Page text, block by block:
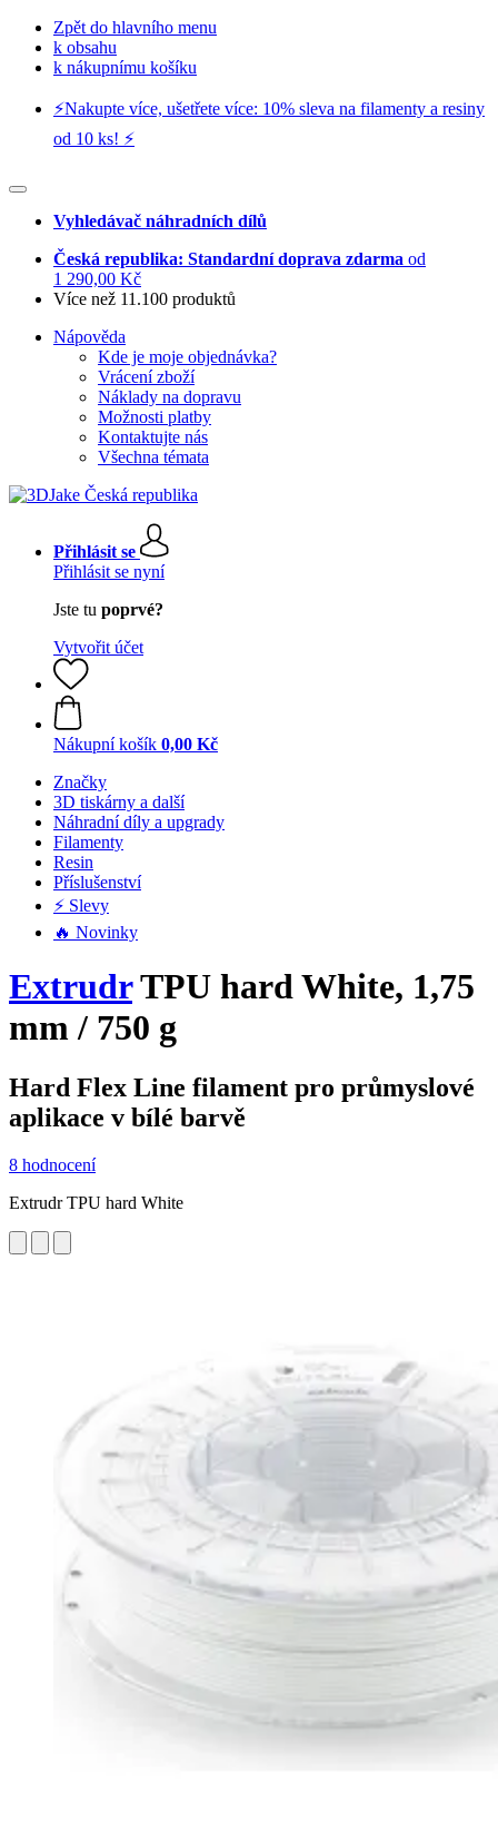
Zpět do hlavního menu
k obsahu
k nákupnímu košíku
⚡️Nakupte více, ušetřete více: 10% sleva na filamenty a resiny
od 10 ks! ⚡️
Vyhledávač náhradních dílů
Česká republika: Standardní doprava zdarma od
1 290,00 Kč
Více než 11.100 produktů
Nápověda
Kde je moje objednávka?
Vrácení zboží
Náklady na dopravu
Možnosti platby
Kontaktujte nás
Všechna témata
Přihlásit se
Přihlásit se nyní
Jste tu poprvé?
Vytvořit účet
Nákupní košík 0,00 Kč
Značky
3D tiskárny a další
Náhradní díly a upgrady
Filamenty
Resin
Příslušenství
⚡ Slevy
🔥 Novinky
ExtrudrTPU hard White, 1,75
mm / 750 g
Hard Flex Line filament pro průmyslové
aplikace v bílé barvě
8 hodnocení
Extrudr TPU hard White